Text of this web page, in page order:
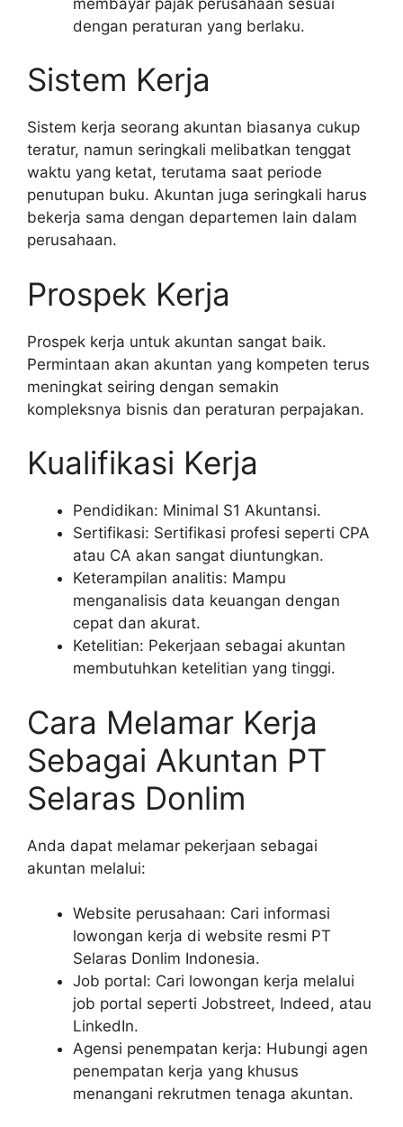
dengan peraturan yang berlaku.
Sistem Kerja
Sistem kerja seorang akuntan biasanya cukup
teratur, namun seringkali melibatkan tenggat
waktu yang ketat, terutama saat periode
penutupan buku. Akuntan juga seringkali harus
bekerja sama dengan departemen lain dalam
perusahaan.
Prospek Kerja
Prospek kerja untuk akuntan sangat baik.
Permintaan akan akuntan yang kompeten terus
meningkat seiring dengan semakin
kompleksnya bisnis dan peraturan perpajakan.
Kualifikasi Kerja
Pendidikan: Minimal S1 Akuntansi.
Sertifikasi: Sertifikasi profesi seperti CPA
atau CA akan sangat diuntungkan.
Keterampilan analitis: Mampu
menganalisis data keuangan dengan
cepat dan akurat.
Ketelitian: Pekerjaan sebagai akuntan
membutuhkan ketelitian yang tinggi.
Cara Melamar Kerja
Sebagai Akuntan PT
Selaras Donlim
Anda dapat melamar pekerjaan sebagai
akuntan melalui:
Website perusahaan: Cari informasi
lowongan kerja di website resmi PT
Selaras Donlim Indonesia.
Job portal: Cari lowongan kerja melalui
job portal seperti Jobstreet, Indeed, atau
LinkedIn.
Agensi penempatan kerja: Hubungi agen
penempatan kerja yang khusus
menangani rekrutmen tenaga akuntan.